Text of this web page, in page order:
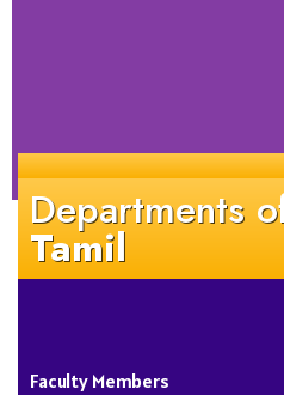
Departments
Tamil
Faculty Members